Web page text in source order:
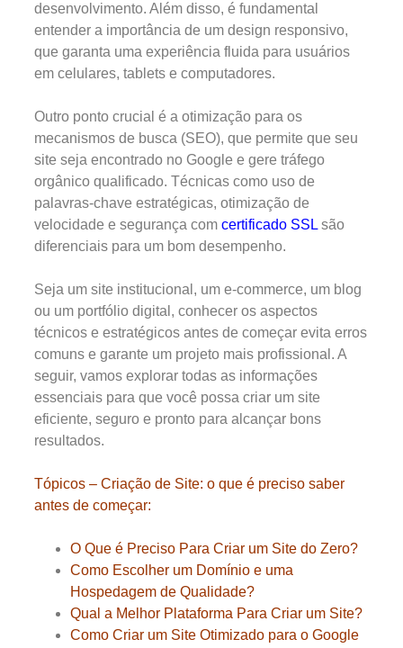
desenvolvimento. Além disso, é fundamental
entender a importância de um design responsivo,
que garanta uma experiência fluida para usuários
em celulares, tablets e computadores.
Outro ponto crucial é a otimização para os
mecanismos de busca (SEO), que permite que seu
site seja encontrado no Google e gere tráfego
orgânico qualificado. Técnicas como uso de
palavras-chave estratégicas, otimização de
velocidade e segurança com certificado SSL são
diferenciais para um bom desempenho.
Seja um site institucional, um e-commerce, um blog
ou um portfólio digital, conhecer os aspectos
técnicos e estratégicos antes de começar evita erros
comuns e garante um projeto mais profissional. A
seguir, vamos explorar todas as informações
essenciais para que você possa criar um site
eficiente, seguro e pronto para alcançar bons
resultados.
Tópicos – Criação de Site: o que é preciso saber
antes de começar:
O Que é Preciso Para Criar um Site do Zero?
Como Escolher um Domínio e uma
Hospedagem de Qualidade?
Qual a Melhor Plataforma Para Criar um Site?
Como Criar um Site Otimizado para o Google